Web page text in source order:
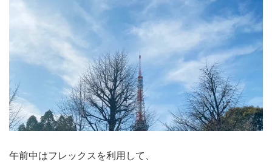
午前中はフレックスを利用して、